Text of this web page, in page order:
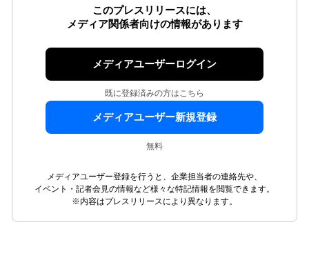
このプレスリリースには、
メディア関係者向けの情報があります
メディアユーザーログイン
既に登録済みの方はこちら
メディアユーザー新規登録
無料
メディアユーザー登録を行うと、企業担当者の連絡先や、
イベント・記者会見の情報など様々な特記情報を閲覧できます。
※内容はプレスリリースにより異なります。